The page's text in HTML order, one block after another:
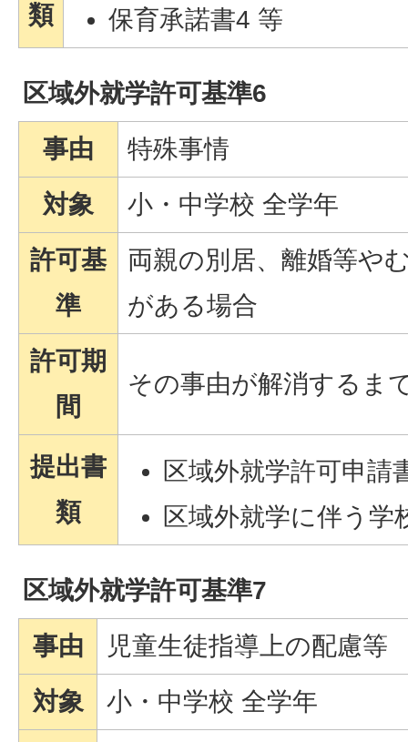
類
保育承諾書4 等
区域外就学許可基準6
事由
特殊事情
対象
小・中学校 全学年
許可基
準
両親の別居、離婚等や
がある場合
許可期
間
その事由が解消するま
提出書
類
区域外就学許可申請
区域外就学に伴う学
区域外就学許可基準7
事由
児童生徒指導上の配慮等
対象
小・中学校 全学年